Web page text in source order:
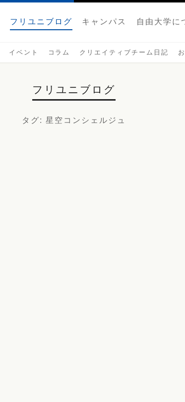
フリユニブログ キャンパス 自由大学に
イベント コラム クリエイティブチーム日記
フリユニブログ
タグ: 星空コンシェルジュ